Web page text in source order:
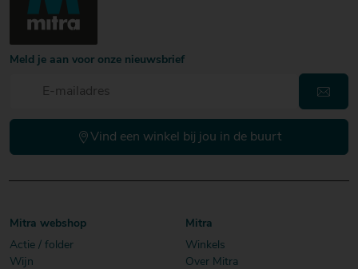
Meld je aan voor onze nieuwsbrief
Vind een winkel bij jou in de buurt
Mitra webshop
Actie / folder
Wijn
Mitra
Winkels
Over Mitra